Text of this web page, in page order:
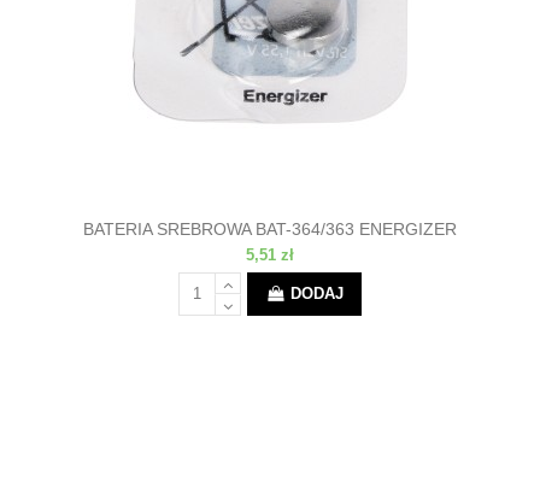
BATERIA SREBROWA BAT-364/363 ENERGIZER
5,51 zł
DODAJ